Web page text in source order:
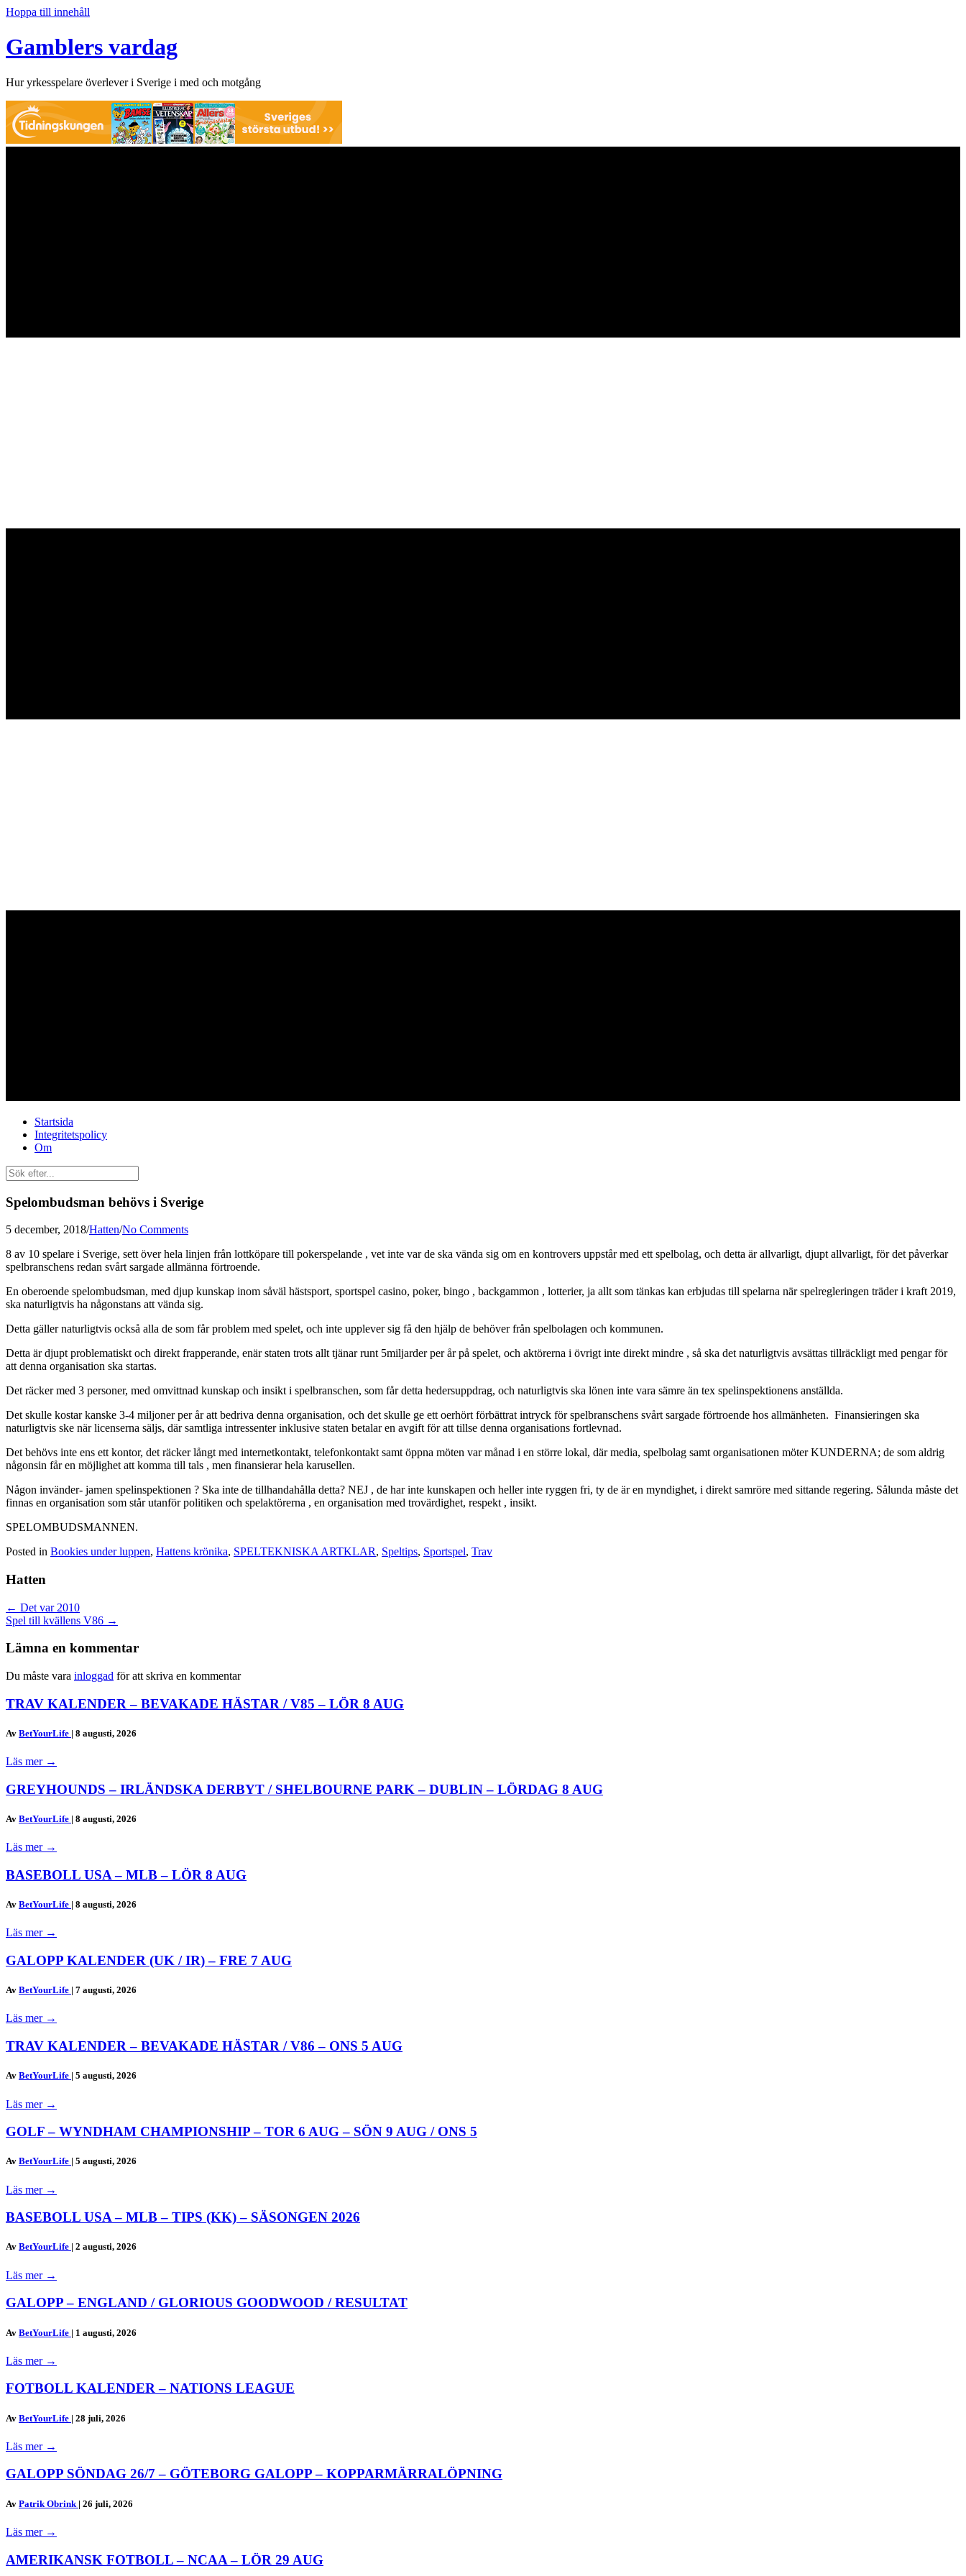
Hoppa till innehåll
Gamblers vardag
Hur yrkesspelare överlever i Sverige i med och motgång
Startsida
Integritetspolicy
Om
Spelombudsman behövs i Sverige
5 december, 2018/Hatten/No Comments
8 av 10 spelare i Sverige, sett över hela linjen från lottköpare till pokerspelande , vet inte var de ska vända sig om en kontrovers uppstår med ett spelbolag, och detta är allvarligt, djupt allvarligt, för det påverkar
spelbranschens redan svårt sargade allmänna förtroende.
En oberoende spelombudsman, med djup kunskap inom såväl hästsport, sportspel casino, poker, bingo , backgammon , lotterier, ja allt som tänkas kan erbjudas till spelarna när spelregleringen träder i kraft 2019,
ska naturligtvis ha någonstans att vända sig.
Detta gäller naturligtvis också alla de som får problem med spelet, och inte upplever sig få den hjälp de behöver från spelbolagen och kommunen.
Detta är djupt problematiskt och direkt frapperande, enär staten trots allt tjänar runt 5miljarder per år på spelet, och aktörerna i övrigt inte direkt mindre , så ska det naturligtvis avsättas tillräckligt med pengar för
att denna organisation ska startas.
Det räcker med 3 personer, med omvittnad kunskap och insikt i spelbranschen, som får detta hedersuppdrag, och naturligtvis ska lönen inte vara sämre än tex spelinspektionens anställda.
Det skulle kostar kanske 3-4 miljoner per år att bedriva denna organisation, och det skulle ge ett oerhört förbättrat intryck för spelbranschens svårt sargade förtroende hos allmänheten. Finansieringen ska
naturligtvis ske när licenserna säljs, där samtliga intressenter inklusive staten betalar en avgift för att tillse denna organisations fortlevnad.
Det behövs inte ens ett kontor, det räcker långt med internetkontakt, telefonkontakt samt öppna möten var månad i en större lokal, där media, spelbolag samt organisationen möter KUNDERNA; de som aldrig
någonsin får en möjlighet att komma till tals , men finansierar hela karusellen.
Någon invänder- jamen spelinspektionen ? Ska inte de tillhandahålla detta? NEJ , de har inte kunskapen och heller inte ryggen fri, ty de är en myndighet, i direkt samröre med sittande regering. Sålunda måste det
finnas en organisation som står utanför politiken och spelaktörerna , en organisation med trovärdighet, respekt , insikt.
SPELOMBUDSMANNEN.
Posted in Bookies under luppen, Hattens krönika, SPELTEKNISKA ARTKLAR, Speltips, Sportspel, Trav
Hatten
Posts
navigation
← Det var 2010
Spel till kvällens V86 →
Lämna en kommentar
Du måste vara inloggad för att skriva en kommentar
TRAV KALENDER – BEVAKADE HÄSTAR / V85 – LÖR 8 AUG
Av BetYourLife | 8 augusti, 2026
Läs mer →
GREYHOUNDS – IRLÄNDSKA DERBYT / SHELBOURNE PARK – DUBLIN – LÖRDAG 8 AUG
Av BetYourLife | 8 augusti, 2026
Läs mer →
BASEBOLL USA – MLB – LÖR 8 AUG
Av BetYourLife | 8 augusti, 2026
Läs mer →
GALOPP KALENDER (UK / IR) – FRE 7 AUG
Av BetYourLife | 7 augusti, 2026
Läs mer →
TRAV KALENDER – BEVAKADE HÄSTAR / V86 – ONS 5 AUG
Av BetYourLife | 5 augusti, 2026
Läs mer →
GOLF – WYNDHAM CHAMPIONSHIP – TOR 6 AUG – SÖN 9 AUG / ONS 5
Av BetYourLife | 5 augusti, 2026
Läs mer →
BASEBOLL USA – MLB – TIPS (KK) – SÄSONGEN 2026
Av BetYourLife | 2 augusti, 2026
Läs mer →
GALOPP – ENGLAND / GLORIOUS GOODWOOD / RESULTAT
Av BetYourLife | 1 augusti, 2026
Läs mer →
FOTBOLL KALENDER – NATIONS LEAGUE
Av BetYourLife | 28 juli, 2026
Läs mer →
GALOPP SÖNDAG 26/7 – GÖTEBORG GALOPP – KOPPARMÄRRALÖPNING
Av Patrik Obrink | 26 juli, 2026
Läs mer →
AMERIKANSK FOTBOLL – NCAA – LÖR 29 AUG